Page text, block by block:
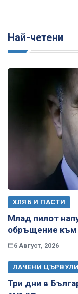
Най-четени
ХЛЯБ И ПАСТИ
Млад пилот
обръщение към
6 Август, 2026
ЛАЧЕНИ ЦЪРВУЛИ
Три дни в